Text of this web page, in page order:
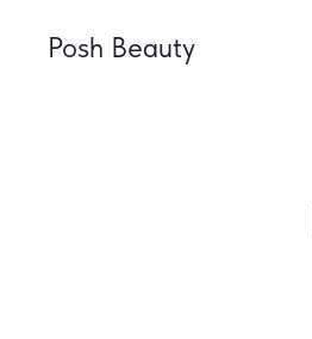
Posh Beauty